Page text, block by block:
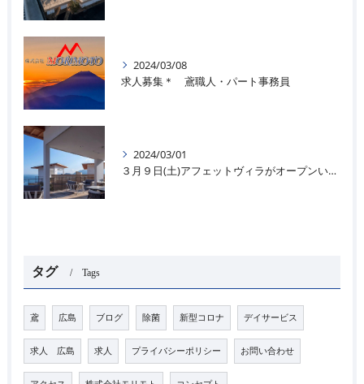
2024/03/08
求人募集＊ 鳶職人・パート事務員
2024/03/01
３月９日(土)アフェットヴィラがオープンいたします＊🌊
タグ Tags
鳶 広島 ブログ 除菌 新型コロナ デイサービス
求人 広島 求人 プライバシーポリシー お問い合わせ